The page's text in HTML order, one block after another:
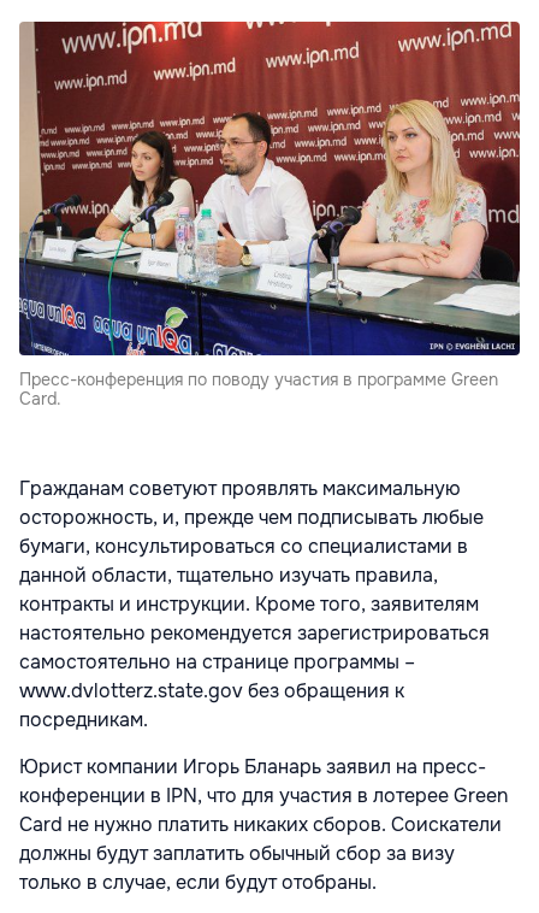
Пресс-конференция по поводу участия в программе Green
Card.
Гражданам советуют проявлять максимальную
осторожность, и, прежде чем подписывать любые
бумаги, консультироваться со специалистами в
данной области, тщательно изучать правила,
контракты и инструкции. Кроме того, заявителям
настоятельно рекомендуется зарегистрироваться
самостоятельно на странице программы –
www.dvlotterz.state.gov без обращения к
посредникам.
Юрист компании Игорь Бланарь заявил на пресс-
конференции в IPN, что для участия в лотерее Green
Card не нужно платить никаких сборов. Соискатели
должны будут заплатить обычный сбор за визу
только в случае, если будут отобраны.